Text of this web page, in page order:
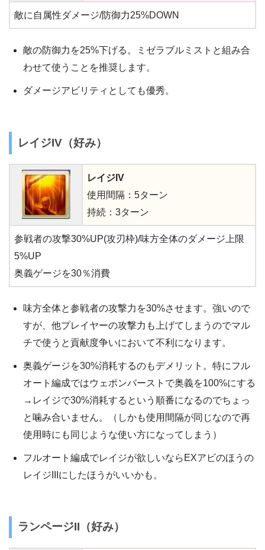
敵に自属性ダメージ/防御力25%DOWN
敵の防御力を25%下げる。ミゼラブルミストと組み合
わせて使うことを推奨します。
ダメージアビリティとしても優秀。
レイジIV（好み）
レイジIV
使用間隔：5ターン
持続：3ターン
参戦者の攻撃30%UP(攻刃枠)/味方全体のダメージ上限
5%UP
奥義ゲージを30％消費
味方全体と参戦者の攻撃力を30%させます。強いので
すが、他プレイヤーの攻撃力も上げてしまうのでマル
チで使うと貢献度争いにおいて不利になります。
奥義ゲージを30%消耗するのもデメリット。特にフル
オート編成ではウェポンバーストで奥義を100%にする
→レイジで30%消耗するという順番になるのでちょっ
と噛み合いません。（しかも使用間隔が同じなので再
使用時にも同じような使い方になってしまう）
フルオート編成でレイジが欲しいならEXアビのほうの
レイジIIIにしたほうがいいかも。
ランページII（好み）